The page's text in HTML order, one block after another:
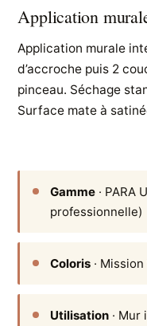
Application
Application murale
d’accroche puis 2
pinceau. Séchage
Surface mate à
Gamme · PARA
professionnelle)
Coloris ·
Utilisation · Mur